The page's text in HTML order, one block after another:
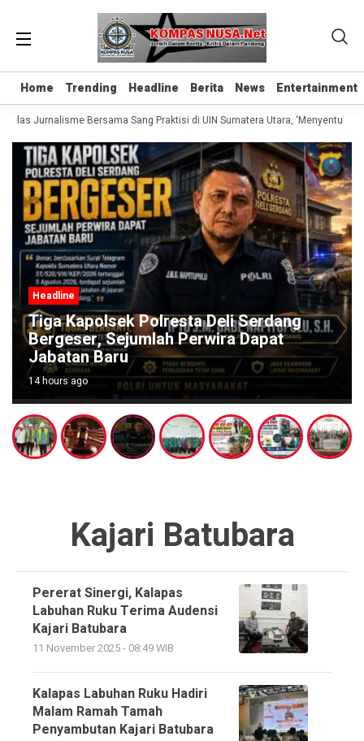
Home Trending Headline Berita News Entertainment
Home Trending Headline Berita News Entertainment
Jurnalisme Bersama Sang Praktisi di UIN Sumatera Utara, ‘Menyentuh
Headline
Tiga Kapolsek Polresta Deli Serdang
Bergeser, Sejumlah Perwira Dapat
Jabatan Baru
14 hours ago
Kajari Batubara
Pererat Sinergi, Kalapas
Labuhan Ruku Terima Audensi
Kajari Batubara
11 November 2025 - 08:49 WIB
Kalapas Labuhan Ruku Hadiri
Malam Ramah Tamah
Penyambutan Kajari Batubara